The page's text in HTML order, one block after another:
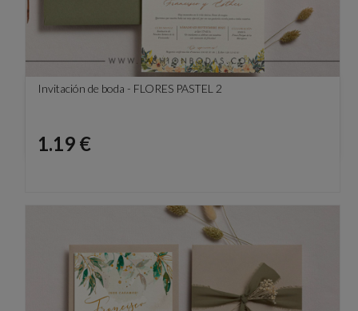
Invitación de boda - FLORES PASTEL 2
Precio
1.19 €